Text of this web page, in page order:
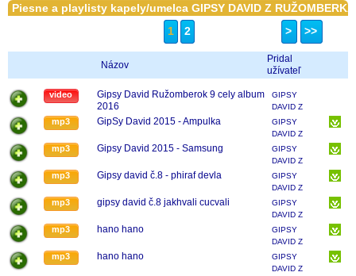
Piesne a playlisty kapely/umelca GIPSY DAVID Z RUŽOMBERKA
1
2 > >>
Názov
Pridal
užívateľ
video
Gipsy David Ružomberok 9 cely album
2016
GIPSY
DAVID Z
RUŽOMBERKA
mp3 GipSy David 2015 - Ampulka
GIPSY
DAVID Z
RUŽOMBERKA
mp3 Gipsy David 2015 - Samsung
GIPSY
DAVID Z
RUŽOMBERKA
mp3 Gipsy david č.8 - phiraf devla
GIPSY
DAVID Z
RUŽOMBERKA
mp3 gipsy david č.8 jakhvali cucvali
GIPSY
DAVID Z
RUŽOMBERKA
mp3 hano hano
GIPSY
DAVID Z
RUŽOMBERKA
mp3 hano hano
GIPSY
DAVID Z